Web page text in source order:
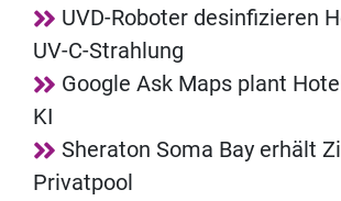
UVD-Roboter desinfizieren
UV-C-Strahlung
Google Ask Maps plant
KI
Sheraton Soma Bay erhält
Privatpool